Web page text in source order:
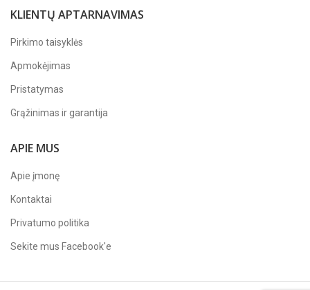
KLIENTŲ APTARNAVIMAS
Pirkimo taisyklės
Apmokėjimas
Pristatymas
Grąžinimas ir garantija
APIE MUS
Apie įmonę
Kontaktai
Privatumo politika
Sekite mus Facebook'e